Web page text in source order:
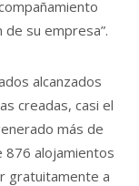
de su empresa”.
alcanzados
creadas, casi el
más de
876 alojamientos
gratuitamente a